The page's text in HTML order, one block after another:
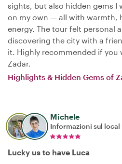
sights, but also hidden gems I
on my own — all with warmth,
energy. The tour felt personal
discovering the city with a
it. Highly recommended if you
Zadar.
Highlights & Hidden Gems of
Michele
Informazioni sul local
Lucky us to have Luca